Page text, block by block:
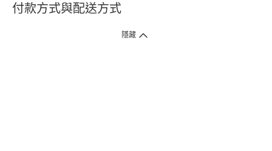
付款方式與配送方式
隱藏